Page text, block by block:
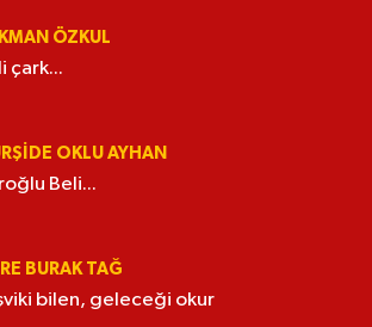
ÖZKUL
çark...
OKLU AYHAN
Beli...
BURAK TAĞ
bilen, geleceği okur